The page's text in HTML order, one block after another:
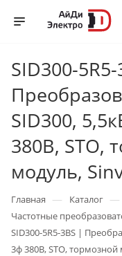
SID300-
SID300,
380В, STO,
модуль,
Главная — Каталог —
Частотные
SID300-5R5-3BS |
3ф 380В, STO, тормозной